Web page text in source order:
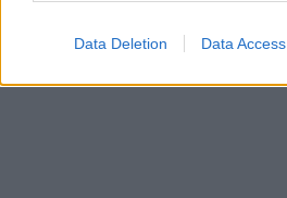
Data Deletion Data Access